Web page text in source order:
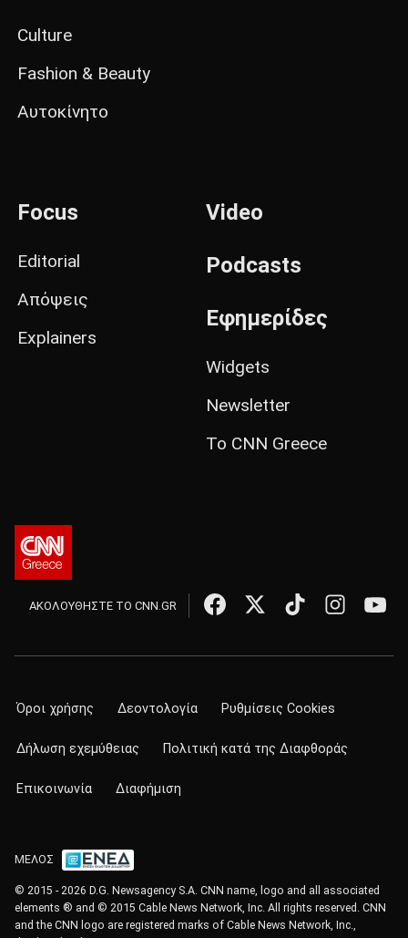
Culture
Fashion & Beauty
Αυτοκίνητο
Focus
Editorial
Απόψεις
Explainers
Video
Podcasts
Εφημερίδες
Widgets
Newsletter
Το CNN Greece
ΑΚΟΛΟΥΘΗΣΤΕ ΤΟ CNN.GR
Όροι χρήσης Δεοντολογία Ρυθμίσεις Cookies
Δήλωση εχεμύθειας Πολιτική κατά της Διαφθοράς
Επικοινωνία Διαφήμιση
ΜΕΛΟΣ
© 2015 - 2026 D.G. Newsagency S.A. CNN name, logo and all associated
elements ® and © 2015 Cable News Network, Inc. All rights reserved. CNN
and the CNN logo are registered marks of Cable News Network, Inc.,